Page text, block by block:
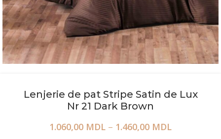
Lenjerie de pat Stripe Satin de Lux
Nr 21 Dark Brown
1.060,00 MDL – 1.460,00 MDL